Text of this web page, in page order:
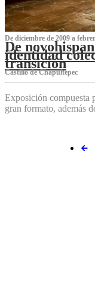
De diciembre de 2009 a
De
identidad
transición
Castillo de Chapultepec
Exposición compuesta
gran formato, además